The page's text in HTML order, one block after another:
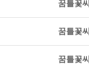
꿈틀꽃씨
꿈틀꽃씨
꿈틀꽃씨